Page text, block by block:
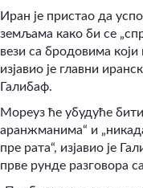
Иран је пристао да
земљама како би се
вези са бродовима
изјавио је главни
Галибаф.
Мореуз ће убудуће
аранжманима“ и
пре рата“, изјавио је
прве рунде разговора